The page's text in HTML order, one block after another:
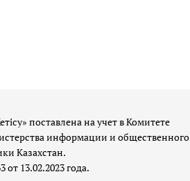
поставлена на учет в Комитете
информации и общественного
Казахстан.
13.02.2023 года.